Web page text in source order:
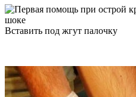
Вставить под жгут палочку